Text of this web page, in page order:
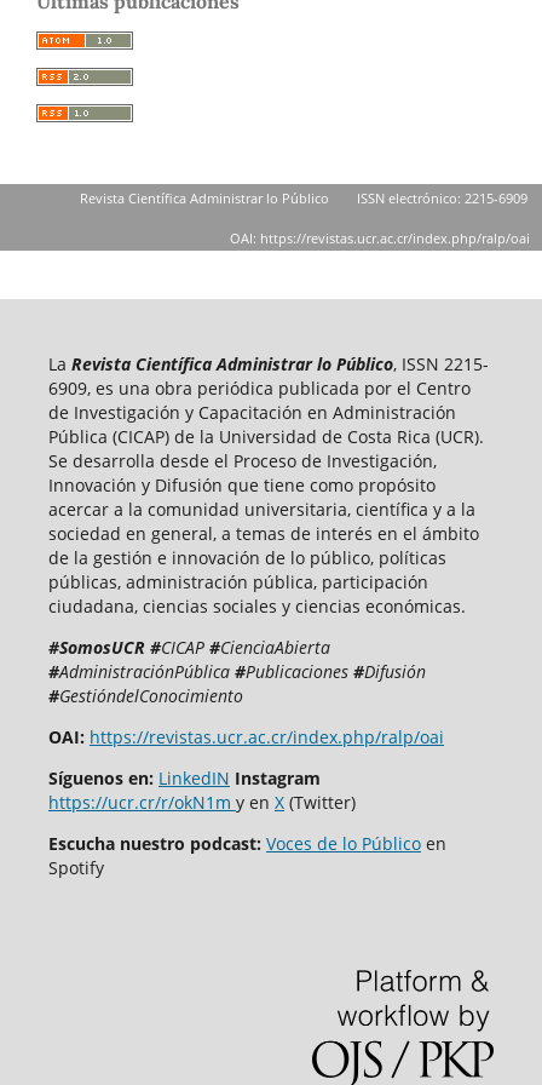
Revista Científica Administrar lo Público ISSN electrónico: 2215-6909
OAI: https://revistas.ucr.ac.cr/index.php/ralp/oai
La Revista Científica Administrar lo Público, ISSN 2215-
6909, es una obra periódica publicada por el Centro
de Investigación y Capacitación en Administración
Pública (CICAP) de la Universidad de Costa Rica (UCR).
Se desarrolla desde el Proceso de Investigación,
Innovación y Difusión que tiene como propósito
acercar a la comunidad universitaria, científica y a la
sociedad en general, a temas de interés en el ámbito
de la gestión e innovación de lo público, políticas
públicas, administración pública, participación
ciudadana, ciencias sociales y ciencias económicas.
#SomosUCR #CICAP #CienciaAbierta
#AdministraciónPública #Publicaciones #Difusión
#GestióndelConocimiento
OAI: https://revistas.ucr.ac.cr/index.php/ralp/oai
Síguenos en: LinkedIN Instagram
https://ucr.cr/r/okN1m y en X(Twitter)
Escucha nuestro podcast: Voces de lo Públicoen
Spotify